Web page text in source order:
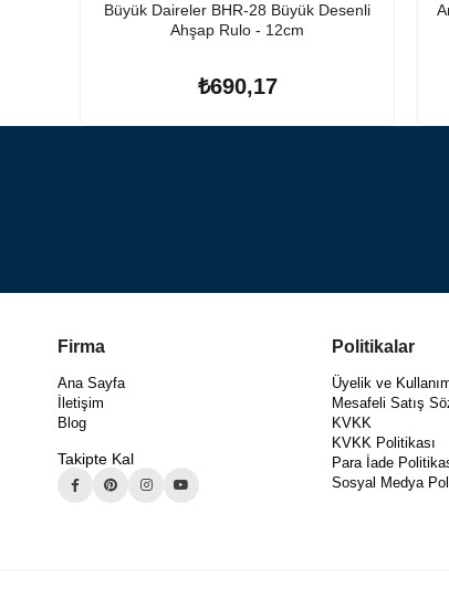
Büyük Daireler BHR-28 Büyük Desenli
Ahşap Rulo - 12cm
₺690,17
Firma
Ana Sayfa
İletişim
Blog
Takipte Kal
Politikalar
Üyelik ve
Mesafeli Satış
KVKK
KVKK Politikası
Para İade
Sosyal Medya